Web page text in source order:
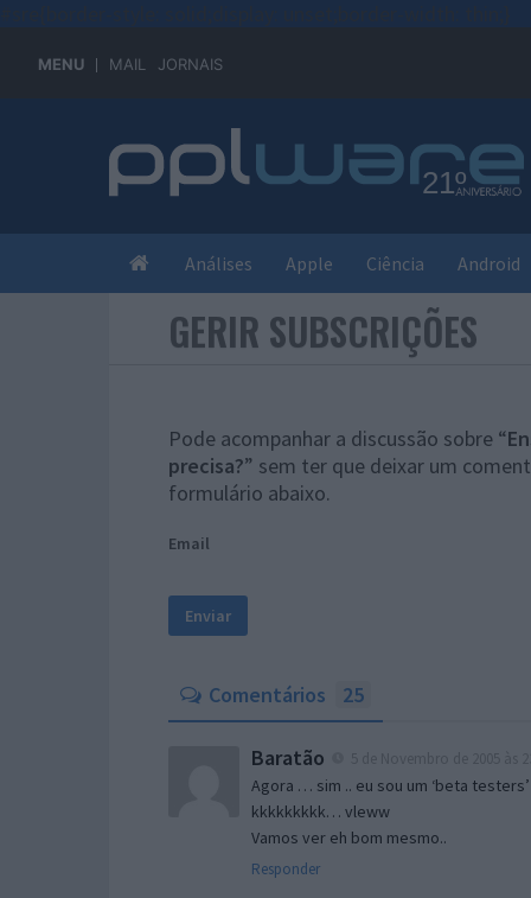
MENU MAIL JORNAIS
Análises Apple Ciência Android
GERIR SUBSCRIÇÕES
Pode acompanhar a discussão sobre “
precisa?” sem ter que deixar um
formulário abaixo.
Email
Comentários 25
Baratão
Agora … sim .. eu sou um ‘beta testers’
kkkkkkkkk… vleww
Vamos ver eh bom mesmo..
Responder